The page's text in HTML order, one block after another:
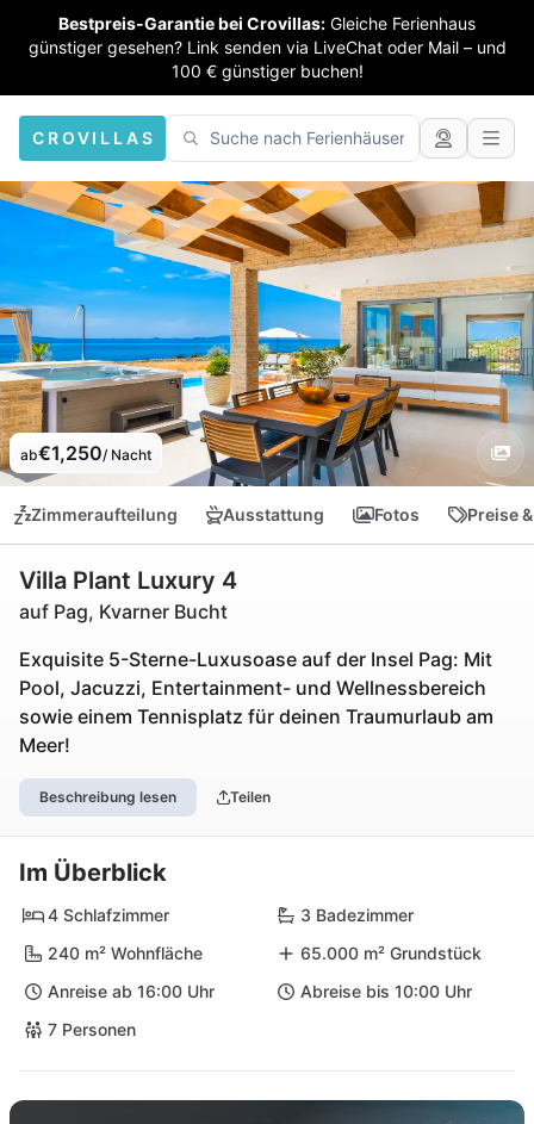
Bestpreis-Garantie bei Crovillas: Gleiche Ferienhaus
günstiger gesehen? Link senden via LiveChat oder Mail – und
100 € günstiger buchen!
CROVILLAS
ab€1,250/ Nacht
Zimmeraufteilung Ausstattung Fotos Preise
Villa Plant Luxury 4
auf Pag, Kvarner Bucht
Exquisite 5-Sterne-Luxusoase auf der Insel Pag: Mit
Pool, Jacuzzi, Entertainment- und Wellnessbereich
sowie einem Tennisplatz für deinen Traumurlaub am
Meer!
Beschreibung lesen Teilen
Im Überblick
4 Schlafzimmer
3 Badezimmer
240 m² Wohnfläche
65.000 m² Grundstück
Anreise ab 16:00 Uhr
Abreise bis 10:00 Uhr
7 Personen